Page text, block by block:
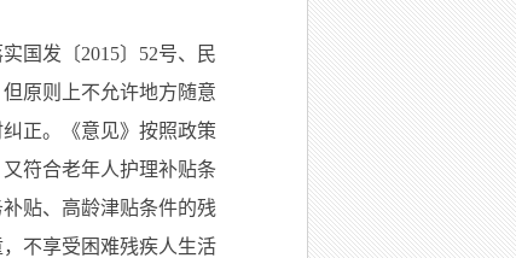
国发〔2015〕52号、民
原则上不允许地方随意
正。《意见》按照政策
符合老年人护理补贴条
贴、高龄津贴条件的残
不享受困难残疾人生活